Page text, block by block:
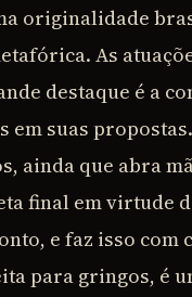
originalidade
As
destaque é a
em suas
ainda que abra
final em virtude
e faz isso com
para gringos, é